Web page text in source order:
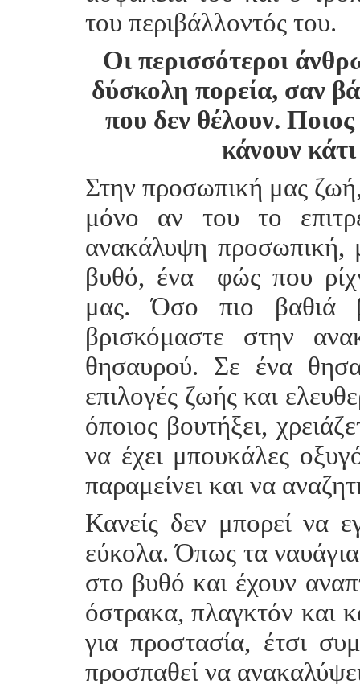
του περιβάλλοντός του.
Οι περισσότεροι
δύσκολη πορεία, σαν
που δεν θέλουν.
κάνουν
Στην προσωπική μας
μόνο αν του το
ανακάλυψη προσωπική,
βυθό, ένα φώς που
μας. Όσο πιο βαθιά
βρισκόμαστε στην
θησαυρού. Σε ένα
επιλογές ζωής και
όποιος βουτήξει,
να έχει μπουκάλες
παραμείνει και να
Κανείς δεν μπορεί να
εύκολα. Όπως τα
στο βυθό και έχουν
όστρακα, πλαγκτόν και
για προστασία, έτσι
προσπαθεί να